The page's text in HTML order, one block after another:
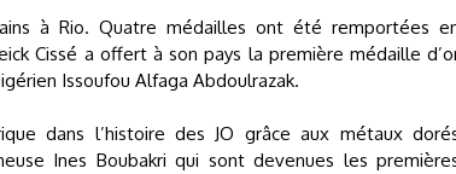
à Rio. Quatre médailles ont été remportées
Cissé a offert à son pays la première médaille
Issoufou Alfaga Abdoulrazak.
dans l’histoire des JO grâce aux métaux
Ines Boubakri qui sont devenues les